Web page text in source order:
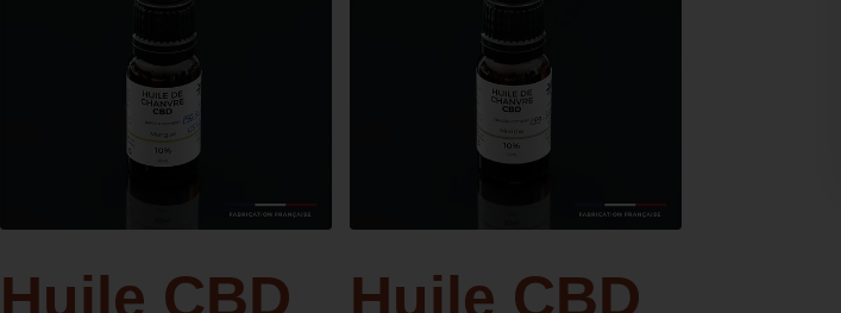
Huile CBD
Huile CBD